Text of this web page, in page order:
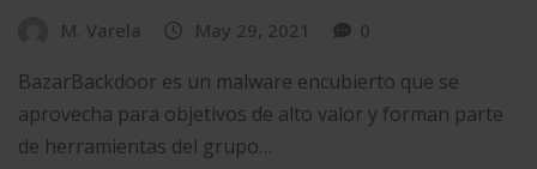
M. Varela May 29, 2021 0
BazarBackdoor es un malware encubierto que se
aprovecha para objetivos de alto valor y forman parte
de herramientas del grupo…